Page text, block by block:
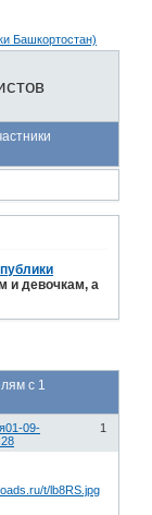
и девочкам, а
с 1
1
01-09-